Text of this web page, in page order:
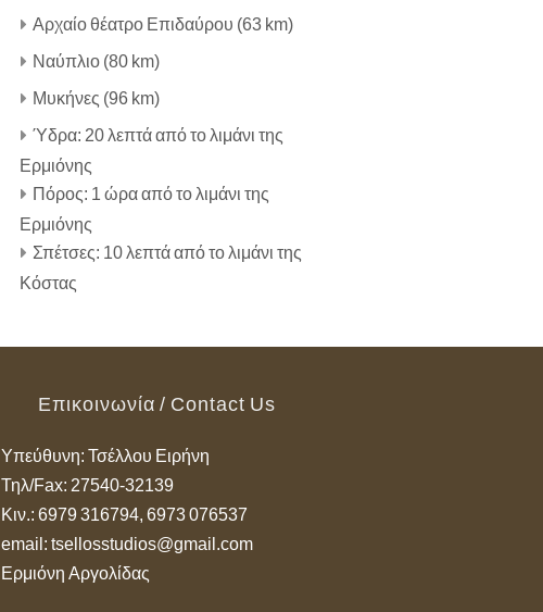
Αρχαίο θέατρο Επιδαύρου (63 km)
Ναύπλιο (80 km)
Μυκήνες (96 km)
Ύδρα: 20 λεπτά από το λιμάνι της
Ερμιόνης
Πόρος: 1 ώρα από το λιμάνι της
Ερμιόνης
Σπέτσες: 10 λεπτά από το λιμάνι της
Κόστας
Επικοινωνία / Contact Us
Υπεύθυνη: Τσέλλου Ειρήνη
Τηλ/Fax: 27540-32139
Κιν.: 6979 316794, 6973 076537
email: tsellosstudios@gmail.com
Ερμιόνη Αργολίδας